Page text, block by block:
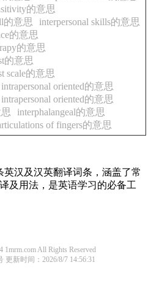
的意思
的意思
interpersonal skills的意思
的意思
的意思
的意思
scale的意思
oriented的意思
oriented的意思
interphalangeal的意思
of fingers的意思
英汉及汉英翻译词条，涵盖了常
及用法，是英语学习的必备工
1mrm.com All Rights Reserved
更新时间：2026/8/7 14:56:31